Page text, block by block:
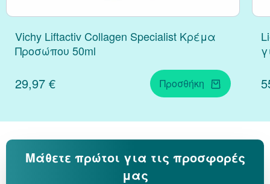
Vichy Liftactiv Collagen Specialist Κρέμα
Προσώπου 50ml
29,97 € Προσθήκη
Μάθετε πρώτοι για τις προσφορές
μας